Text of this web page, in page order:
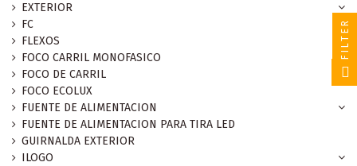
EXTERIOR
FC
FLEXOS
FOCO CARRIL MONOFASICO
FOCO DE CARRIL
FOCO ECOLUX
FUENTE DE ALIMENTACION
FUENTE DE ALIMENTACION PARA TIRA LED
GUIRNALDA EXTERIOR
ILOGO
FILTER